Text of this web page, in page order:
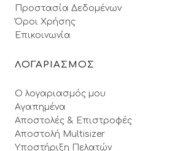
Προστασία Δεδομένων
Όροι Xρήσης
Επικοινωνία
ΛΟΓΑΡΙΑΣΜΟΣ
Ο λογαριασμός μου
Αγαπημένα
Αποστολές & Επιστροφές
Αποστολή Multisizer
Υποστήριξη Πελατών